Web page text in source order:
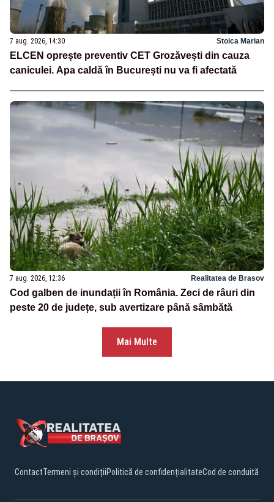
7 aug. 2026, 14:30 Stoica Marian
ELCEN oprește preventiv CET Grozăvești din cauza
caniculei. Apa caldă în București nu va fi afectată
7 aug. 2026, 12:36 Realitatea de Brasov
Cod galben de inundații în România. Zeci de râuri din
peste 20 de județe, sub avertizare până sâmbătă
Mai Multe
ContactTermeni și condițiiPolitică de confidențialitateCod de conduită